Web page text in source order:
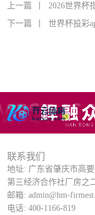
上一篇
2026世界杯
下一篇
世界杯投彩
联系我们
地址: 广东省肇庆市高
第三经济合作社厂房之
邮箱: admin@hm-
电话: 400-1166-819